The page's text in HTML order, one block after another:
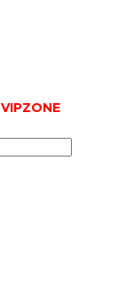
VIPZONE